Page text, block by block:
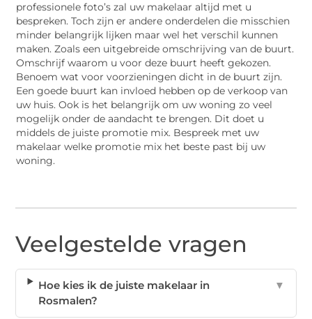
professionele foto’s zal uw makelaar altijd met u
bespreken. Toch zijn er andere onderdelen die misschien
minder belangrijk lijken maar wel het verschil kunnen
maken. Zoals een uitgebreide omschrijving van de buurt.
Omschrijf waarom u voor deze buurt heeft gekozen.
Benoem wat voor voorzieningen dicht in de buurt zijn.
Een goede buurt kan invloed hebben op de verkoop van
uw huis. Ook is het belangrijk om uw woning zo veel
mogelijk onder de aandacht te brengen. Dit doet u
middels de juiste promotie mix. Bespreek met uw
makelaar welke promotie mix het beste past bij uw
woning.
Veelgestelde vragen
Hoe kies ik de juiste makelaar in
Rosmalen?
▼